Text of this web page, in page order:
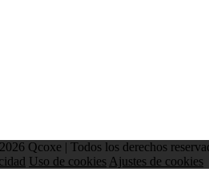
Qcoxe | Todos los derechos
Uso de cookies Ajustes de cookies